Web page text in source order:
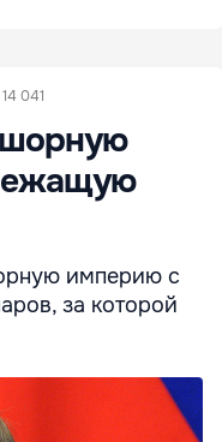
14 041
империю с
за которой